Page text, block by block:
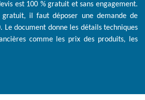
est 100 % gratuit et sans engagement.
gratuit, il faut déposer une demande de
Le document donne les détails techniques
comme les prix des produits, les